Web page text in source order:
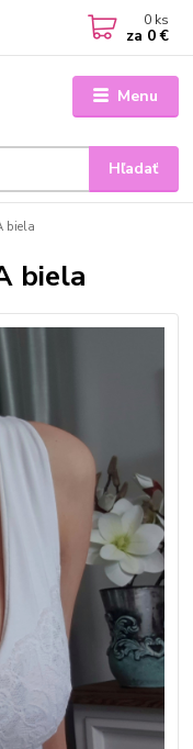
Menu
Hľadať
0 ks
za 0 €
biela
biela